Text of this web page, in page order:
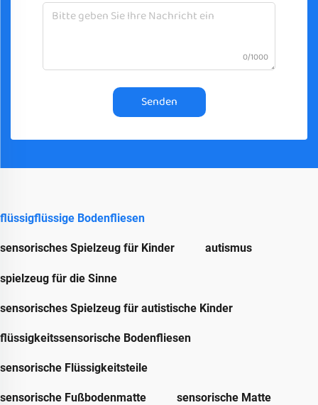
0/1000
Senden
flüssigflüssige Bodenfliesen
sensorisches Spielzeug für Kinder autismus
spielzeug für die Sinne
sensorisches Spielzeug für autistische Kinder
flüssigkeitssensorische Bodenfliesen
sensorische Flüssigkeitsteile
sensorische Fußbodenmatte sensorische Matte